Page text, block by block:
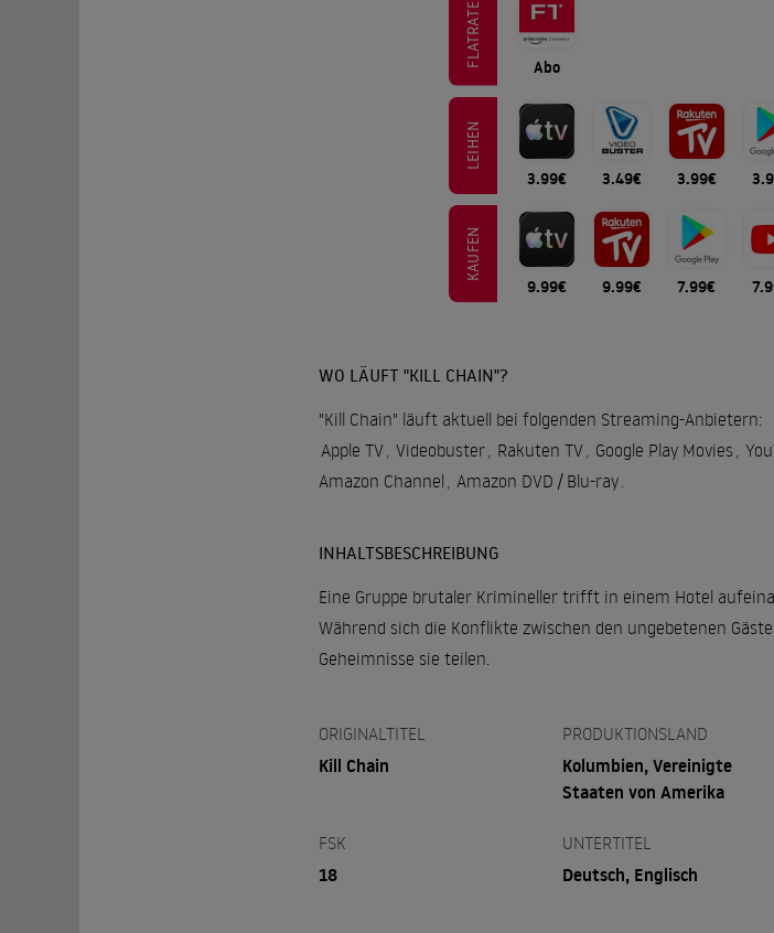
FLATRATE Abo
LEIHEN
3.99€ 3.49€ 3.99€
KAUFEN
9.99€ 9.99€ 7.99€
WO LÄUFT "KILL CHAIN"?
"Kill Chain" läuft aktuell bei folgenden Streaming-Anbietern:
Apple TV Videobuster Rakuten TV Google Play Movies
Amazon Channel
Amazon DVD / Blu-ray
INHALTSBESCHREIBUNG
Eine Gruppe brutaler Krimineller trifft in einem Hotel
Während sich die Konflikte zwischen den ungebetenen
Geheimnisse sie teilen.
ORIGINALTITEL
Kill Chain
PRODUKTIONSLAND
Kolumbien, Vereinigte
Staaten von Amerika
FSK
18
UNTERTITEL
Deutsch, Englisch